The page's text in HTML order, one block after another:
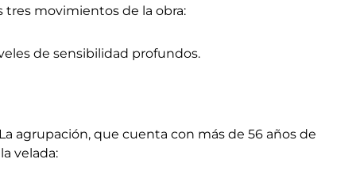
tres movimientos de la obra:
de sensibilidad profundos.
agrupación, que cuenta con más de 56 años de
velada: